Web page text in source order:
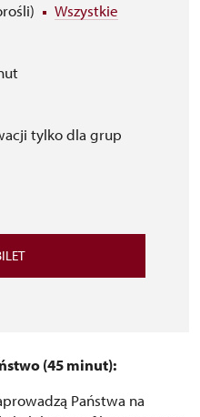
Wszystkie
tylko dla grup
(45 minut):
Państwa na